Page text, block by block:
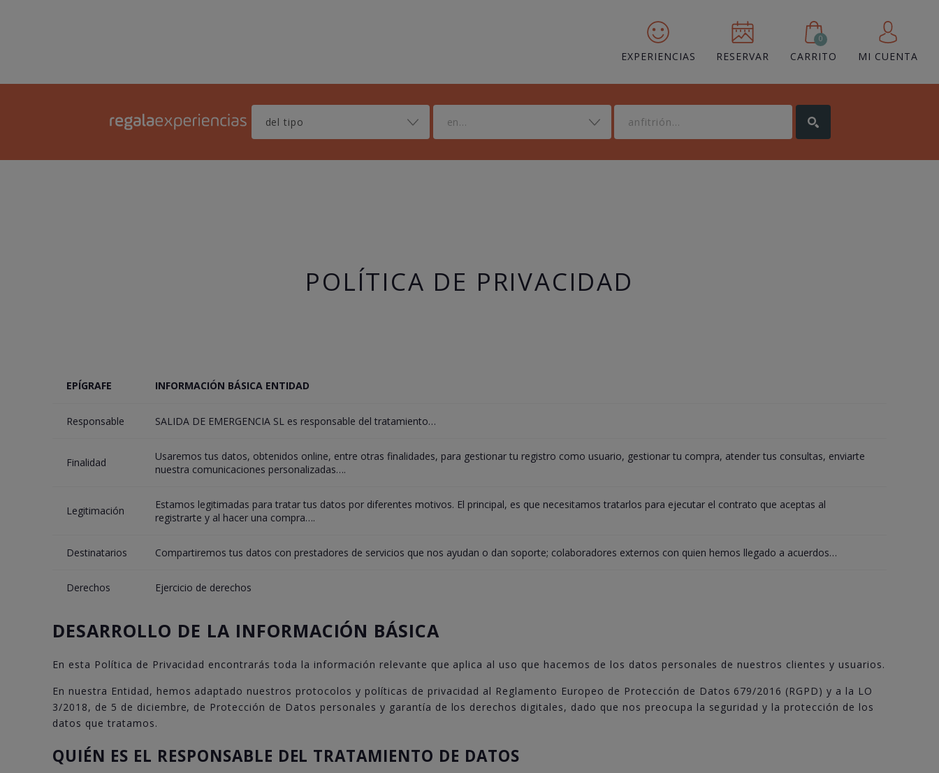
EXPERIENCIAS RESERVAR
0
CARRITO MI CUENTA
en...
POLÍTICA DE PRIVACIDAD
EPÍGRAFE INFORMACIÓN BÁSICA ENTIDAD
Responsable SALIDA DE EMERGENCIA SL es responsable del tratamiento…
Finalidad
Usaremos tus datos, obtenidos online, entre otras finalidades, para gestionar tu registro como usuario, gestionar tu compra, atender tus consultas, enviarte
nuestra comunicaciones personalizadas….
Legitimación
Estamos legitimadas para tratar tus datos por diferentes motivos. El principal, es que necesitamos tratarlos para ejecutar el contrato que aceptas al
registrarte y al hacer una compra….
Destinatarios Compartiremos tus datos con prestadores de servicios que nos ayudan o dan soporte; colaboradores externos con quien hemos llegado a acuerdos…
Derechos Ejercicio de derechos
DESARROLLO DE LA INFORMACIÓN BÁSICA
En esta Política de Privacidad encontrarás toda la información relevante que aplica al uso que hacemos de los datos personales de nuestros clientes y usuarios.
En nuestra Entidad, hemos adaptado nuestros protocolos y políticas de privacidad al Reglamento Europeo de Protección de Datos 679/2016 (RGPD) y a la LO
3/2018, de 5 de diciembre, de Protección de Datos personales y garantía de los derechos digitales, dado que nos preocupa la seguridad y la protección de los
datos que tratamos.
QUIÉN ES EL RESPONSABLE DEL TRATAMIENTO DE DATOS